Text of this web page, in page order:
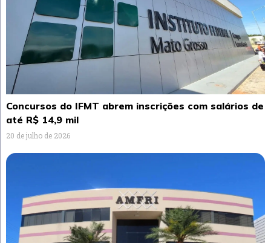
Concursos do IFMT abrem inscrições com salários de
até R$ 14,9 mil
20 de julho de 2026